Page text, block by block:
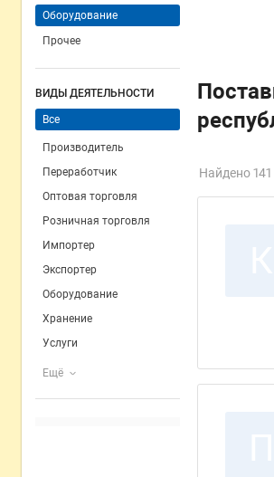
Оборудование
Прочее
ВИДЫ ДЕЯТЕЛЬНОСТИ
Все
Производитель
Переработчик
Оптовая торговля
Розничная торговля
Импортер
Экспортер
Оборудование
Хранение
Услуги
Ещё
Найдено